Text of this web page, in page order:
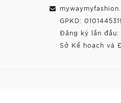
GPKD:
Đăng ký lần
Sở Kế hoạch và